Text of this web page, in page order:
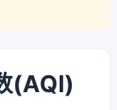
(AQI)